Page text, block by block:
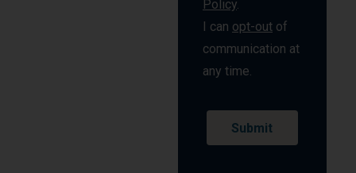
Policy.
I can opt-out of
communication at
any time.